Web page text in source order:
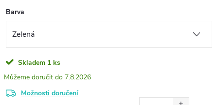
Barva
Skladem 1 ks
7.8.2026
Možnosti doručení